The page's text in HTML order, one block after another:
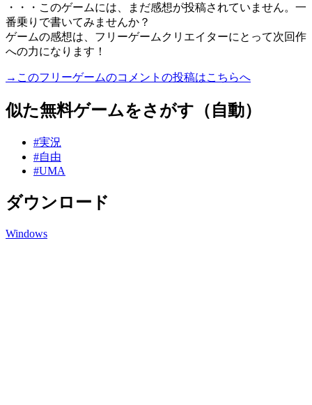
・・・このゲームには、まだ感想が投稿されていません。一
番乗りで書いてみませんか？
ゲームの感想は、フリーゲームクリエイターにとって次回作
への力になります！
→このフリーゲームのコメントの投稿はこちらへ
似た無料ゲームをさがす（自動）
#実況
#自由
#UMA
ダウンロード
Windows